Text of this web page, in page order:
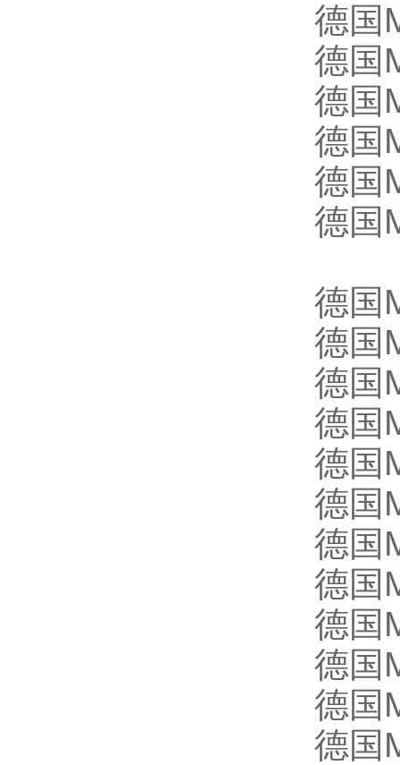
德国
德国
德国
德国
德国
德国
德国
德国
德国
德国
德国
德国
德国
德国
德国
德国
德国
德国